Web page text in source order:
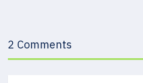
2 Comments